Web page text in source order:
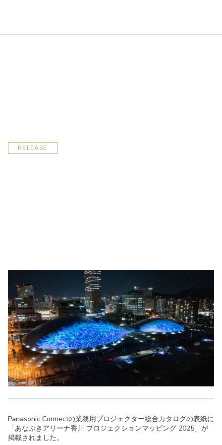
RELEASE
Panasonic Connectの業務用プロジェクター総合カタログの表紙に
「あなぶきアリーナ香川 プロジェクションマッピング 2025」が
掲載されました。